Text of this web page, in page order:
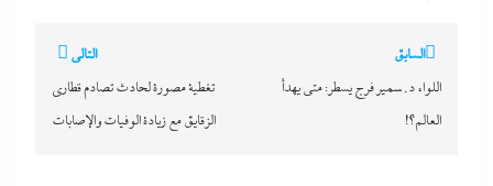
تصفّح
المقالات
السابق
اللواء د. سمير فرج يسطر: متى يهدأ
العالم؟!
التالي
تغطية مصورة لحادث تصادم قطارى
الزقايق مع زيادة الوفيات والإصابات